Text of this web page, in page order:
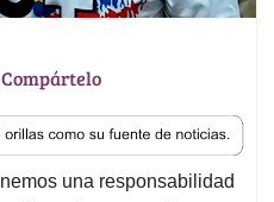
TCompártelo
una responsabilidad